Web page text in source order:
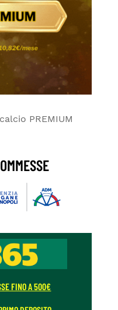
PREMIUM
FINO A 500€